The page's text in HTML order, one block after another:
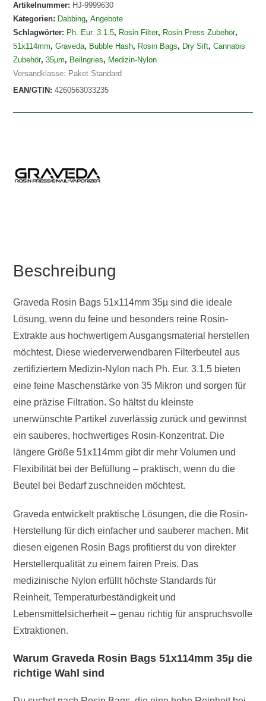
Artikelnummer: HJ-9999630
Kategorien: Dabbing,Angebote
Schlagwörter: Ph. Eur. 3.1.5, Rosin Filter, Rosin Press Zubehör,
51x114mm,Graveda, Bubble Hash, Rosin Bags, Dry Sift,Cannabis
Zubehör,35µm, Beilngries, Medizin-Nylon
Versandklasse: Paket Standard
EAN/GTIN:4260563033235
Beschreibung
Graveda Rosin Bags 51x114mm 35µ sind die ideale
Lösung, wenn du feine und besonders reine Rosin-
Extrakte aus hochwertigem Ausgangsmaterial herstellen
möchtest. Diese wiederverwendbaren Filterbeutel aus
zertifiziertem Medizin-Nylon nach Ph. Eur. 3.1.5 bieten
eine feine Maschenstärke von 35 Mikron und sorgen für
eine präzise Filtration. So hältst du kleinste
unerwünschte Partikel zuverlässig zurück und gewinnst
ein sauberes, hochwertiges Rosin-Konzentrat. Die
längere Größe 51x114mm gibt dir mehr Volumen und
Flexibilität bei der Befüllung – praktisch, wenn du die
Beutel bei Bedarf zuschneiden möchtest.
Graveda entwickelt praktische Lösungen, die die Rosin-
Herstellung für dich einfacher und sauberer machen. Mit
diesen eigenen Rosin Bags profitierst du von direkter
Herstellerqualität zu einem fairen Preis. Das
medizinische Nylon erfüllt höchste Standards für
Reinheit, Temperaturbeständigkeit und
Lebensmittelsicherheit – genau richtig für anspruchsvolle
Extraktionen.
Warum Graveda Rosin Bags 51x114mm 35µ die
richtige Wahl sind